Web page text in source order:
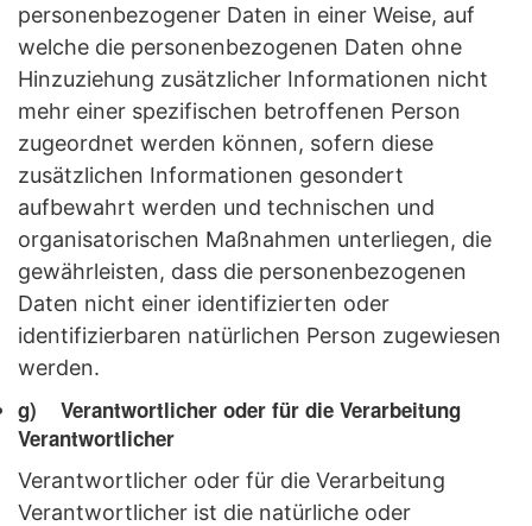
personenbezogener Daten in einer Weise, auf
welche die personenbezogenen Daten ohne
Hinzuziehung zusätzlicher Informationen nicht
mehr einer spezifischen betroffenen Person
zugeordnet werden können, sofern diese
zusätzlichen Informationen gesondert
aufbewahrt werden und technischen und
organisatorischen Maßnahmen unterliegen, die
gewährleisten, dass die personenbezogenen
Daten nicht einer identifizierten oder
identifizierbaren natürlichen Person zugewiesen
werden.
g) Verantwortlicher oder für die Verarbeitung
Verantwortlicher
Verantwortlicher oder für die Verarbeitung
Verantwortlicher ist die natürliche oder